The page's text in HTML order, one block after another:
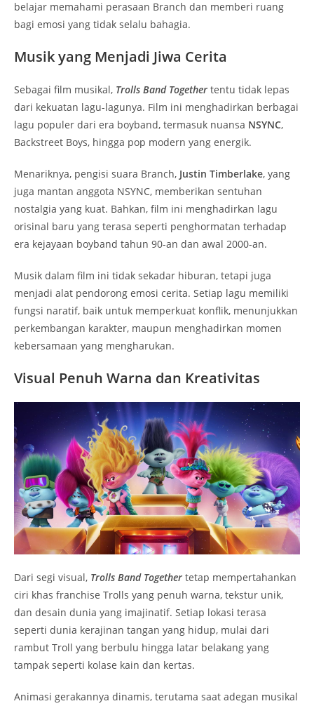
belajar memahami perasaan Branch dan memberi ruang
bagi emosi yang tidak selalu bahagia.
Musik yang Menjadi Jiwa Cerita
Sebagai film musikal, Trolls Band Together tentu tidak lepas
dari kekuatan lagu-lagunya. Film ini menghadirkan berbagai
lagu populer dari era boyband, termasuk nuansa NSYNC,
Backstreet Boys, hingga pop modern yang energik.
Menariknya, pengisi suara Branch, Justin Timberlake, yang
juga mantan anggota NSYNC, memberikan sentuhan
nostalgia yang kuat. Bahkan, film ini menghadirkan lagu
orisinal baru yang terasa seperti penghormatan terhadap
era kejayaan boyband tahun 90-an dan awal 2000-an.
Musik dalam film ini tidak sekadar hiburan, tetapi juga
menjadi alat pendorong emosi cerita. Setiap lagu memiliki
fungsi naratif, baik untuk memperkuat konflik, menunjukkan
perkembangan karakter, maupun menghadirkan momen
kebersamaan yang mengharukan.
Visual Penuh Warna dan Kreativitas
Dari segi visual, Trolls Band Together tetap mempertahankan
ciri khas franchise Trolls yang penuh warna, tekstur unik,
dan desain dunia yang imajinatif. Setiap lokasi terasa
seperti dunia kerajinan tangan yang hidup, mulai dari
rambut Troll yang berbulu hingga latar belakang yang
tampak seperti kolase kain dan kertas.
Animasi gerakannya dinamis, terutama saat adegan musikal